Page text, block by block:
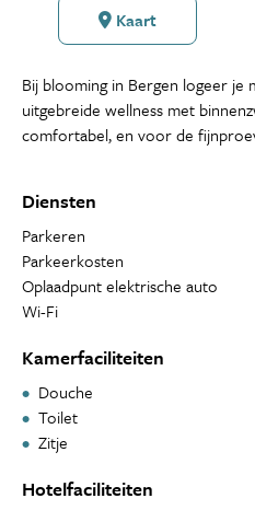
Kaart
Bij blooming in Bergen logeer je
uitgebreide wellness met
comfortabel, en voor de
Diensten
Parkeren
Parkeerkosten
Oplaadpunt elektrische auto
Wi-Fi
Kamerfaciliteiten
Douche
Toilet
Zitje
Hotelfaciliteiten